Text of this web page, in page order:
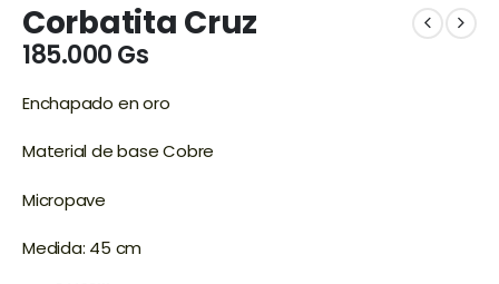
Corbatita Cruz
185.000Gs
Enchapado en oro
Material de base Cobre
Micropave
Medida: 45 cm